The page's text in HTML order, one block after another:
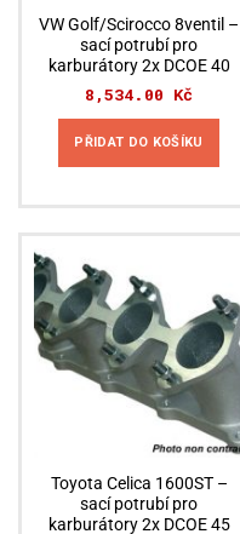
VW Golf/Scirocco 8ventil –
sací potrubí pro
karburátory 2x DCOE 40
8,534.00 Kč
PŘIDAT DO KOŠÍKU
Toyota Celica 1600ST –
sací potrubí pro
karburátory 2x DCOE 45